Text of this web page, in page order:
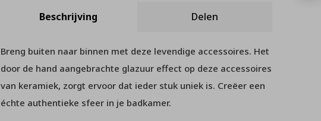
Beschrijving Delen
Breng buiten naar binnen met deze levendige accessoires. Het
door de hand aangebrachte glazuur effect op deze accessoires
van keramiek, zorgt ervoor dat ieder stuk uniek is. Creëer een
échte authentieke sfeer in je badkamer.